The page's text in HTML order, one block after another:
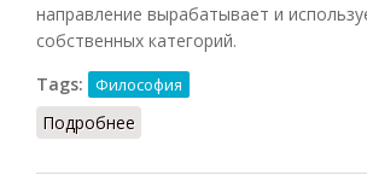
направление вырабатывает и
собственных категорий.
Tags:
Философия
Подробнее